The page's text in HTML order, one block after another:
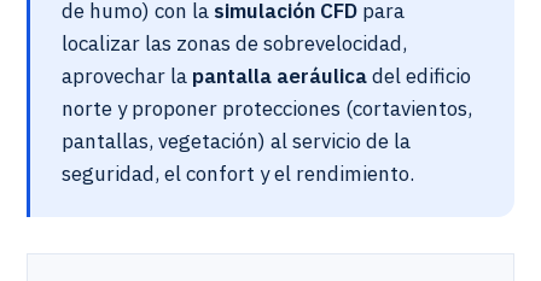
de humo) con la simulación CFD para
localizar las zonas de sobrevelocidad,
aprovechar la pantalla aeráulicadel edificio
norte y proponer protecciones (cortavientos,
pantallas, vegetación) al servicio de la
seguridad, el confort y el rendimiento.